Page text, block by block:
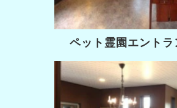
ペット霊園エント